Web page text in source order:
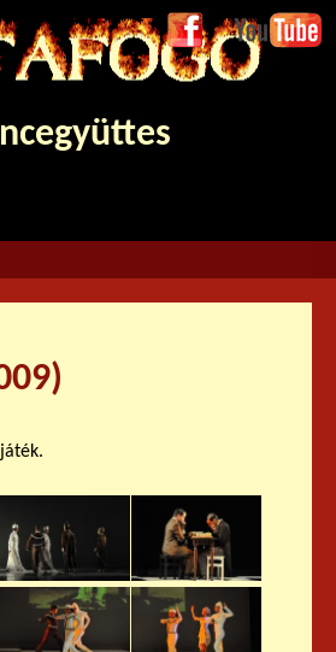
to navigation
Face
boo
k
Youtube